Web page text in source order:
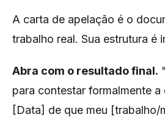
A carta de apelação é o
trabalho real. Sua estrutura é
Abra com o resultado final.
para contestar formalmente
[Data] de que meu [trabalho/